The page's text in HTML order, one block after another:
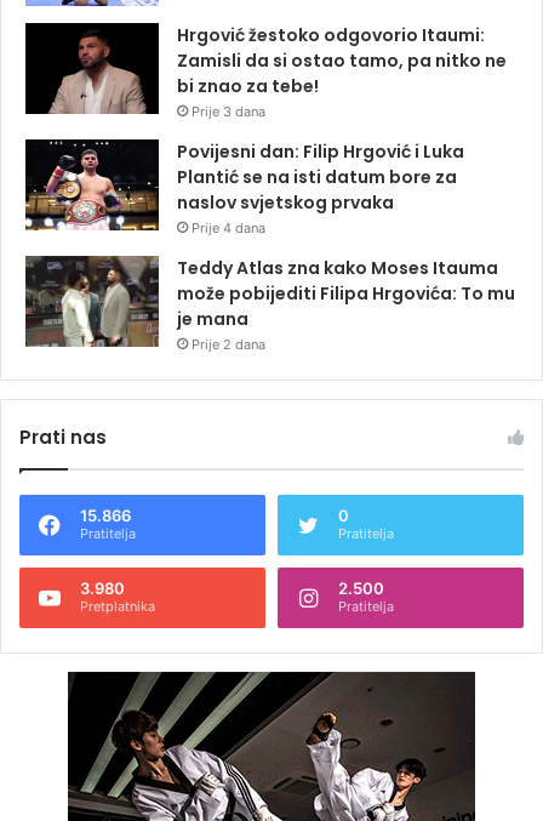
Hrgović žestoko odgovorio Itaumi:
Zamisli da si ostao tamo, pa nitko ne
bi znao za tebe!
Prije 3 dana
Povijesni dan: Filip Hrgović i Luka
Plantić se na isti datum bore za
naslov svjetskog prvaka
Prije 4 dana
Teddy Atlas zna kako Moses Itauma
može pobijediti Filipa Hrgovića: To mu
je mana
Prije 2 dana
Prati nas
15.866
Pratitelja
0
Pratitelja
3.980
Pretplatnika
2.500
Pratitelja